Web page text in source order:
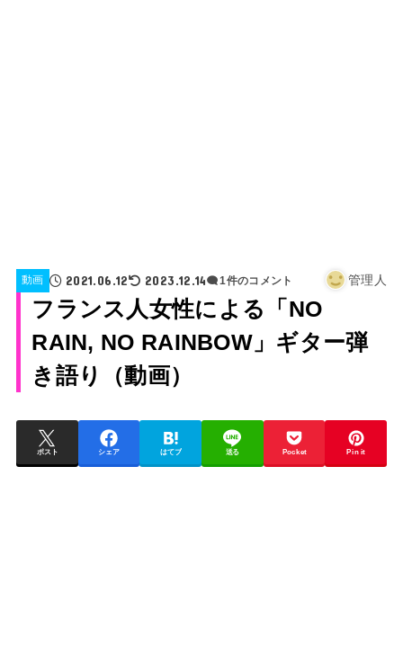
動画 2021.06.12 2023.12.14 1件のコメント 管理人
フランス人女性による「NO
RAIN, NO RAINBOW」ギター弾
き語り（動画）
ポスト シェア はてブ 送る Pocket Pin it